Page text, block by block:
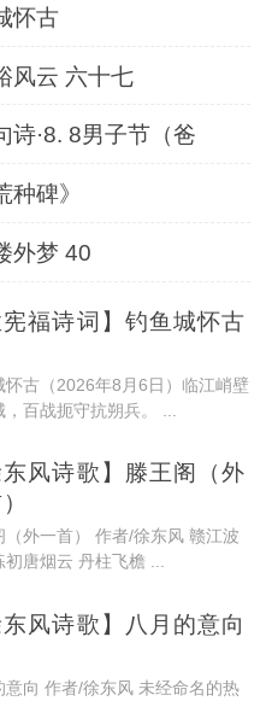
怀古
风云 六十七
诗·8. 8男子节（爸
种碑》
外梦 40
宪福诗词】钓鱼城怀古
怀古（2026年8月6日）临江峭壁
，百战扼守抗朔兵。 ...
东风诗歌】滕王阁（外
（外一首） 作者/徐东风 赣江波
初唐烟云 丹柱飞檐 ...
东风诗歌】八月的意向
意向 作者/徐东风 未经命名的热